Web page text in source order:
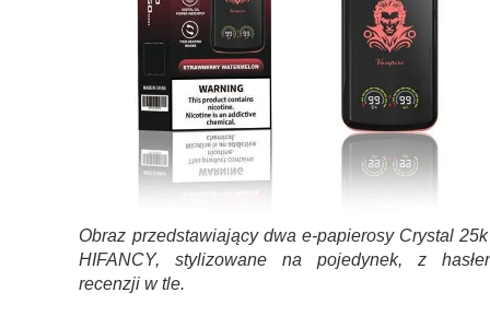
Obraz przedstawiający dwa e-papierosy Crystal
HIFANCY, stylizowane na pojedynek, z
recenzji w tle.